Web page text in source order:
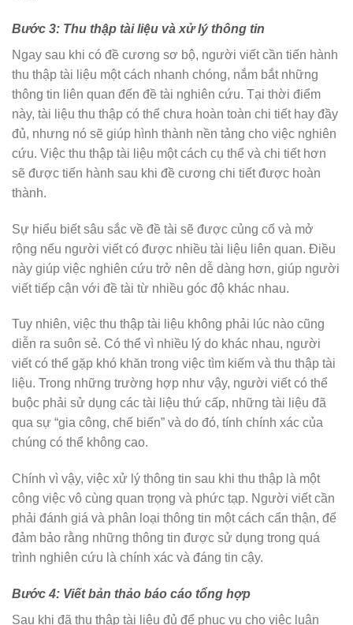
Bước 3: Thu thập tài liệu và xử lý thông tin
Ngay sau khi có đề cương sơ bộ, người viết cần tiến hành
thu thập tài liệu một cách nhanh chóng, nắm bắt những
thông tin liên quan đến đề tài nghiên cứu. Tại thời điểm
này, tài liệu thu thập có thể chưa hoàn toàn chi tiết hay đầy
đủ, nhưng nó sẽ giúp hình thành nền tảng cho việc nghiên
cứu. Việc thu thập tài liệu một cách cụ thể và chi tiết hơn
sẽ được tiến hành sau khi đề cương chi tiết được hoàn
thành.
Sự hiểu biết sâu sắc về đề tài sẽ được củng cố và mở
rộng nếu người viết có được nhiều tài liệu liên quan. Điều
này giúp việc nghiên cứu trở nên dễ dàng hơn, giúp người
viết tiếp cận với đề tài từ nhiều góc độ khác nhau.
Tuy nhiên, việc thu thập tài liệu không phải lúc nào cũng
diễn ra suôn sẻ. Có thể vì nhiều lý do khác nhau, người
viết có thể gặp khó khăn trong việc tìm kiếm và thu thập tài
liệu. Trong những trường hợp như vậy, người viết có thể
buộc phải sử dụng các tài liệu thứ cấp, những tài liệu đã
qua sự “gia công, chế biến” và do đó, tính chính xác của
chúng có thể không cao.
Chính vì vậy, việc xử lý thông tin sau khi thu thập là một
công việc vô cùng quan trọng và phức tạp. Người viết cần
phải đánh giá và phân loại thông tin một cách cẩn thận, để
đảm bảo rằng những thông tin được sử dụng trong quá
trình nghiên cứu là chính xác và đáng tin cậy.
Bước 4: Viết bản thảo báo cáo tổng hợp
Sau khi đã thu thập tài liệu đủ để phục vụ cho việc luận